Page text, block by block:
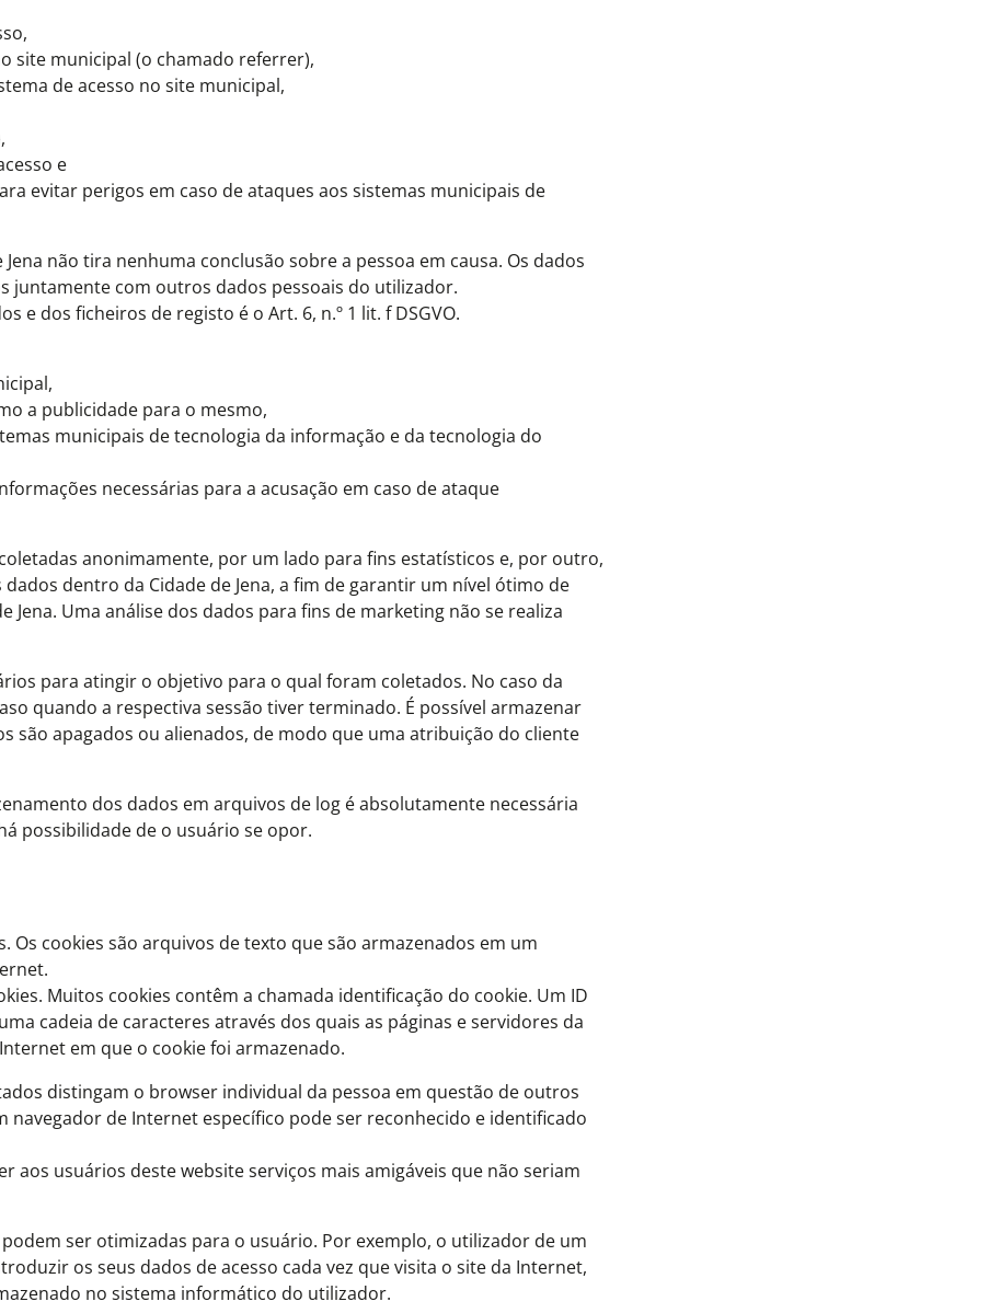
site municipal (o chamado referrer),
de acesso no site municipal,
e
evitar perigos em caso de ataques aos sistemas municipais de
não tira nenhuma conclusão sobre a pessoa em causa. Os dados
juntamente com outros dados pessoais do utilizador.
e dos ficheiros de registo é o Art. 6, n.º 1 lit. f DSGVO.
a publicidade para o mesmo,
municipais de tecnologia da informação e da tecnologia do
necessárias para a acusação em caso de ataque
anonimamente, por um lado para fins estatísticos e, por outro,
dentro da Cidade de Jena, a fim de garantir um nível ótimo de
Uma análise dos dados para fins de marketing não se realiza
para atingir o objetivo para o qual foram coletados. No caso da
quando a respectiva sessão tiver terminado. É possível armazenar
são apagados ou alienados, de modo que uma atribuição do cliente
dos dados em arquivos de log é absolutamente necessária
possibilidade de o usuário se opor.
Os cookies são arquivos de texto que são armazenados em um
Muitos cookies contêm a chamada identificação do cookie. Um ID
cadeia de caracteres através dos quais as páginas e servidores da
em que o cookie foi armazenado.
distingam o browser individual da pessoa em questão de outros
de Internet específico pode ser reconhecido e identificado
aos usuários deste website serviços mais amigáveis que não seriam
ser otimizadas para o usuário. Por exemplo, o utilizador de um
os seus dados de acesso cada vez que visita o site da Internet,
no sistema informático do utilizador.